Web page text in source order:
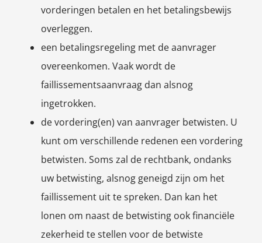
vorderingen betalen en het betalingsbewijs
overleggen.
een betalingsregeling met de aanvrager
overeenkomen. Vaak wordt de
faillissementsaanvraag dan alsnog
ingetrokken.
de vordering(en) van aanvrager betwisten. U
kunt om verschillende redenen een vordering
betwisten. Soms zal de rechtbank, ondanks
uw betwisting, alsnog geneigd zijn om het
faillissement uit te spreken. Dan kan het
lonen om naast de betwisting ook financiële
zekerheid te stellen voor de betwiste